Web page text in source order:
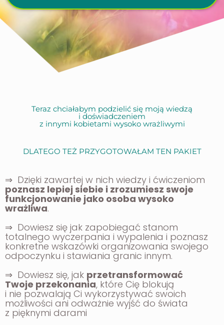
Teraz chciałabym podzielić się moją wiedzą
i doświadczeniem
z innymi kobietami wysoko wrażliwymi
DLATEGO TEŻ PRZYGOTOWAŁAM TEN PAKIET
⇒ Dzięki zawartej w nich wiedzy i ćwiczeniom
poznasz lepiej siebie i zrozumiesz swoje
funkcjonowanie jako osoba wysoko
wrażliwa.
⇒ Dowiesz się jak zapobiegać stanom
totalnego wyczerpania i wypalenia i poznasz
konkretne wskazówki organizowania swojego
odpoczynku i stawiania granic innym.
⇒ Dowiesz się, jak przetransformować
Twoje przekonania, które Cię blokują
i nie pozwalają Ci wykorzystywać swoich
możliwości ani odważnie wyjść do świata
z pięknymi darami